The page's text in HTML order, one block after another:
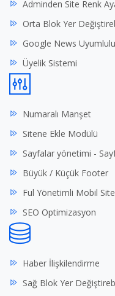
Adminden Site Renk
Orta Blok Yer
Google News
Üyelik Sistemi
Numaralı Manşet
Sitene Ekle Modülü
Sayfalar yönetimi -
Büyük / Küçük Footer
Ful Yönetimli Mobil Site
SEO Optimizasyon
Haber İlişkilendirme
Sağ Blok Yer